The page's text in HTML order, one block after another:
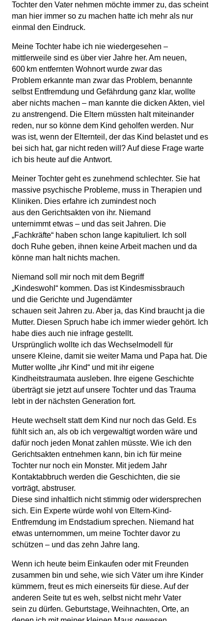
Tochter den Vater nehmen möchte immer zu, das scheint
man hier immer so zu machen hatte ich mehr als nur
einmal den Eindruck.
Meine Tochter habe ich nie wiedergesehen –
mittlerweile sind es über vier Jahre her. Am neuen,
600 km entfernten Wohnort wurde zwar das
Problem erkannte man zwar das Problem, benannte
selbst Entfremdung und Gefährdung ganz klar, wollte
aber nichts machen – man kannte die dicken Akten, viel
zu anstrengend. Die Eltern müssten halt miteinander
reden, nur so könne dem Kind geholfen werden. Nur
was ist, wenn der Elternteil, der das Kind belastet und es
bei sich hat, gar nicht reden will? Auf diese Frage warte
ich bis heute auf die Antwort.
Meiner Tochter geht es zunehmend schlechter. Sie hat
massive psychische Probleme, muss in Therapien und
Kliniken. Dies erfahre ich zumindest noch
aus den Gerichtsakten von ihr. Niemand
unternimmt etwas – und das seit Jahren. Die
„Fachkräfte“ haben schon lange kapituliert. Ich soll
doch Ruhe geben, ihnen keine Arbeit machen und da
könne man halt nichts machen.
Niemand soll mir noch mit dem Begriff
„Kindeswohl“ kommen. Das ist Kindesmissbrauch
und die Gerichte und Jugendämter
schauen seit Jahren zu. Aber ja, das Kind braucht ja die
Mutter. Diesen Spruch habe ich immer wieder gehört. Ich
habe dies auch nie infrage gestellt.
Ursprünglich wollte ich das Wechselmodell für
unsere Kleine, damit sie weiter Mama und Papa hat. Die
Mutter wollte „ihr Kind“ und mit ihr eigene
Kindheitstraumata ausleben. Ihre eigene Geschichte
überträgt sie jetzt auf unsere Tochter und das Trauma
lebt in der nächsten Generation fort.
Heute wechselt statt dem Kind nur noch das Geld. Es
fühlt sich an, als ob ich vergewaltigt worden wäre und
dafür noch jeden Monat zahlen müsste. Wie ich den
Gerichtsakten entnehmen kann, bin ich für meine
Tochter nur noch ein Monster. Mit jedem Jahr
Kontaktabbruch werden die Geschichten, die sie
vorträgt, abstruser.
Diese sind inhaltlich nicht stimmig oder widersprechen
sich. Ein Experte würde wohl von Eltern-Kind-
Entfremdung im Endstadium sprechen. Niemand hat
etwas unternommen, um meine Tochter davor zu
schützen – und das zehn Jahre lang.
Wenn ich heute beim Einkaufen oder mit Freunden
zusammen bin und sehe, wie sich Väter um ihre Kinder
kümmern, freut es mich einerseits für diese. Auf der
anderen Seite tut es weh, selbst nicht mehr Vater
sein zu dürfen. Geburtstage, Weihnachten, Orte, an